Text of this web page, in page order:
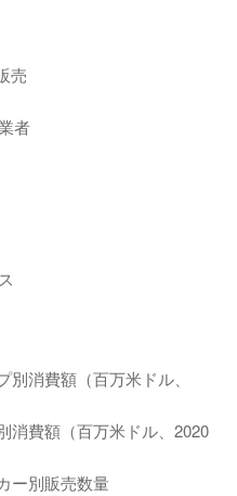
売
者
別消費額（百万米ドル、
消費額（百万米ドル、2020
ー別販売数量